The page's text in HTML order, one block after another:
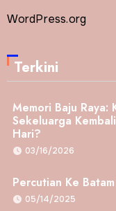
WordPress.org
Terkini
Memori Baju Raya:
Sekeluarga
Hari?
03/16/2026
Percutian Ke
05/14/2025